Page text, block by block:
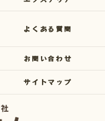
よくある質問
お問い合わせ
サイトマップ